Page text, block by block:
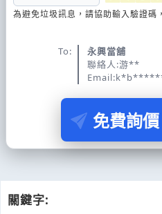
為避免垃圾訊息，請協助輸入驗證碼
To:
永興當舖
聯絡人:游**
免費詢
關鍵字: